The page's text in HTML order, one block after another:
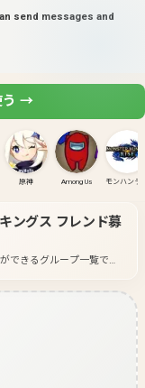
send messages and
う →
原神 Among Us
ングス フレンド募
できるグループ一覧で